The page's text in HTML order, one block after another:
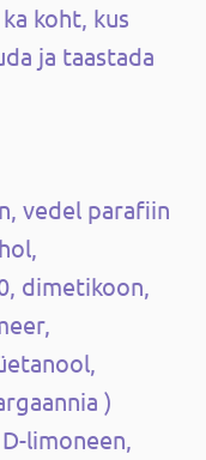
koht, kus
ja taastada
vedel parafiin
dimetikoon,
)
limoneen,